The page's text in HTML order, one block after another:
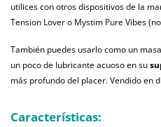
utilices con otros dispositivos de la
Tension Lover o Mystim Pure Vibes
También puedes usarlo como un
un poco de lubricante acuoso en su
más profundo del placer. Vendido en
Características: